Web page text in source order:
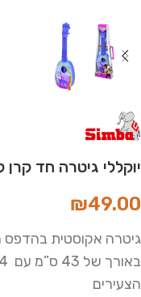
יוקללי גיטרה חד קרן
₪49.00
גיטרה אקוסטית בהדפס
הצעירים